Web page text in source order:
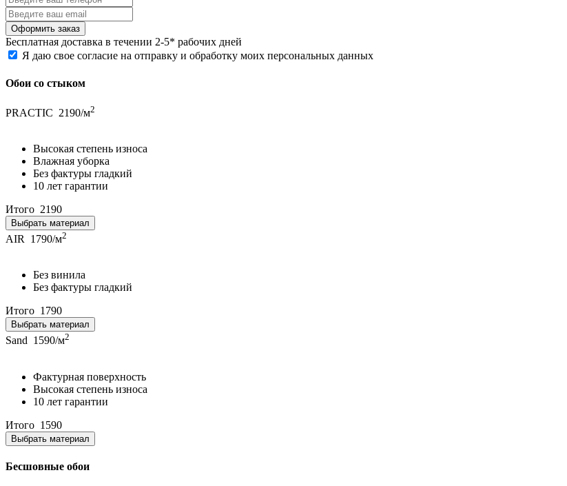
Бесплатная доставка в течении 2-5* рабочих дней
Я даю свое согласие на отправку и обработку моих персональных данных
Обои со стыком
PRACTIC 2190/м2
Высокая степень износа
Влажная уборка
Без фактуры гладкий
10 лет гарантии
Итого 2190
Выбрать материал
AIR 1790/м2
Без винила
Без фактуры гладкий
Итого 1790
Выбрать материал
Sand 1590/м2
Фактурная поверхность
Высокая степень износа
10 лет гарантии
Итого 1590
Выбрать материал
Бесшовные обои